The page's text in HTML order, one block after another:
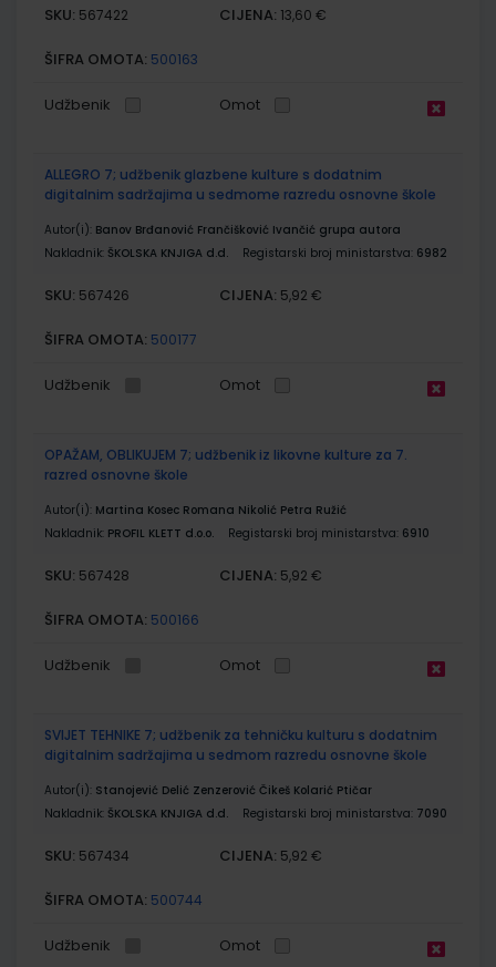
SKU: 567422 CIJENA: 13,60 €
ŠIFRA OMOTA: 500163
Udžbenik Omot
ALLEGRO 7; udžbenik glazbene kulture s dodatnim
digitalnim sadržajima u sedmome razredu osnovne škole
Autor(i): Banov Brđanović Frančišković Ivančić grupa autora
Nakladnik: ŠKOLSKA KNJIGA d.d. Registarski broj ministarstva: 6982
SKU: 567426 CIJENA: 5,92 €
ŠIFRA OMOTA: 500177
Udžbenik Omot
OPAŽAM, OBLIKUJEM 7; udžbenik iz likovne kulture za 7.
razred osnovne škole
Autor(i): Martina Kosec Romana Nikolić Petra Ružić
Nakladnik: PROFIL KLETT d.o.o. Registarski broj ministarstva: 6910
SKU: 567428 CIJENA: 5,92 €
ŠIFRA OMOTA: 500166
Udžbenik Omot
SVIJET TEHNIKE 7; udžbenik za tehničku kulturu s dodatnim
digitalnim sadržajima u sedmom razredu osnovne škole
Autor(i): Stanojević Delić Zenzerović Čikeš Kolarić Ptičar
Nakladnik: ŠKOLSKA KNJIGA d.d. Registarski broj ministarstva: 7090
SKU: 567434 CIJENA: 5,92 €
ŠIFRA OMOTA: 500744
Udžbenik Omot